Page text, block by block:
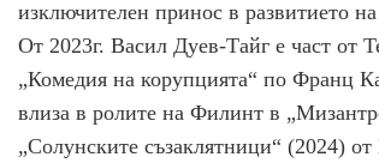
изключителен принос в развитието
От 2023г. Васил Дуев-Тайг е част от
„Комедия на корупцията“ по Франц
влиза в ролите на Филинт в
„Солунските съзаклятници“ (2024)